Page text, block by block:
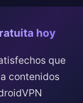
hoy
que
contenidos